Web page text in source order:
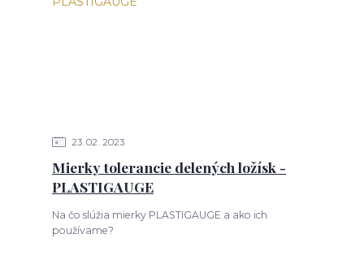
23 02 2023
Mierky tolerancie delených ložísk -
PLASTIGAUGE
Na čo slúžia mierky PLASTIGAUGE a ako ich
používame?